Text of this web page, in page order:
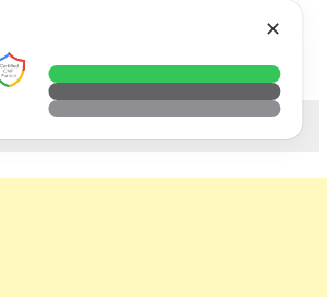
科技. 生活. 攝影.
✕